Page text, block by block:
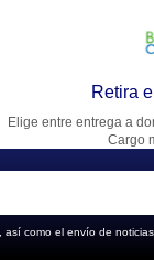
Retira
Elige entre entrega a
Cargo
, así como el envío de